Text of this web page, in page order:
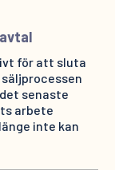
för att sluta
senaste
arbete
inte kan